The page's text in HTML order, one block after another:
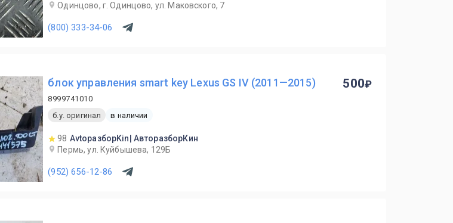
Одинцово, г. Одинцово, ул. Маковского, 7
(800) 333-34-06
блок управления smart key Lexus GS IV (2011—2015)
8999741010
б.у. оригинал
в наличии
98 AvtoразборKin| АвторазборКин
Пермь, ул. Куйбышева, 129Б
(952) 656-12-86
500